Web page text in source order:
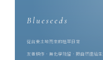
上。對土地的態度既然一致
紅烏龍茶葉，製作成香水。
特色茶要理解這瓶紅烏龍茶
Blueseeds
從台東土地而來的植萃日常
友善耕作．無化學殘留．把自然還給生